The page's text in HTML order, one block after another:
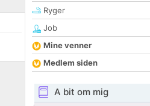
Ryger
Job
Mine venner
Medlem siden
A bit om mig